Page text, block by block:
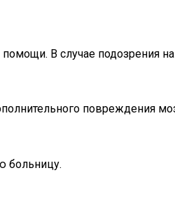
В случае подозрения
повреждения
больницу.